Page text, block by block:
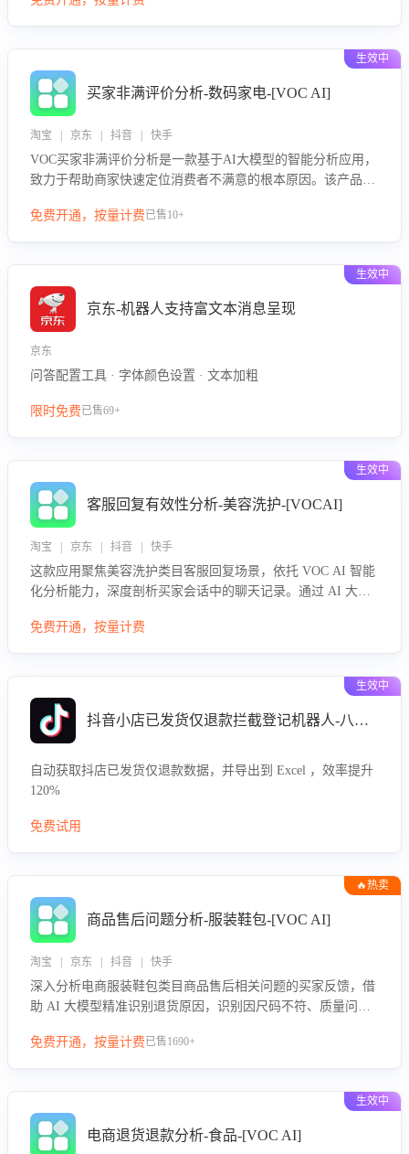
绪、归因争议根源，并客观评估客服应对合理性与成效。系统
生效中
买家非满评价分析-数码家电-[VOC AI]
淘宝 | 京东 | 抖音 | 快手
VOC买家非满评价分析是一款基于AI大模型的智能分析应用，
致力于帮助商家快速定位消费者不满意的根本原因。该产品可
或其它部门原因，明确责任归属，提供可落地的改进建议与策
免费开通，按量计费已售10+
生效中
京东-机器人支持富文本消息呈现
京东
问答配置工具 · 字体颜色设置 · 文本加粗
限时免费已售69+
生效中
客服回复有效性分析-美容洗护-[VOCAI]
淘宝 | 京东 | 抖音 | 快手
这款应用聚焦美容洗护类目客服回复场景，依托 VOC AI 智能
化分析能力，深度剖析买家会话中的聊天记录。通过 AI 大模
效性与完整性，输出针对性改进策略，助力商家快速优化快捷
免费开通，按量计费
生效中
抖音小店已发货仅退款拦截登记机器人-八爪鱼
自动获取抖店已发货仅退款数据，并导出到 Excel ，效率提升
120%
免费试用
🔥热卖
商品售后问题分析-服装鞋包-[VOC AI]
淘宝 | 京东 | 抖音 | 快手
深入分析电商服装鞋包类目商品售后相关问题的买家反馈，借
助 AI 大模型精准识别退货原因，识别因尺码不符、质量问题
商家优化产品或服务，实现销售额的显著提升。
免费开通，按量计费已售1690+
生效中
电商退货退款分析-食品-[VOC AI]